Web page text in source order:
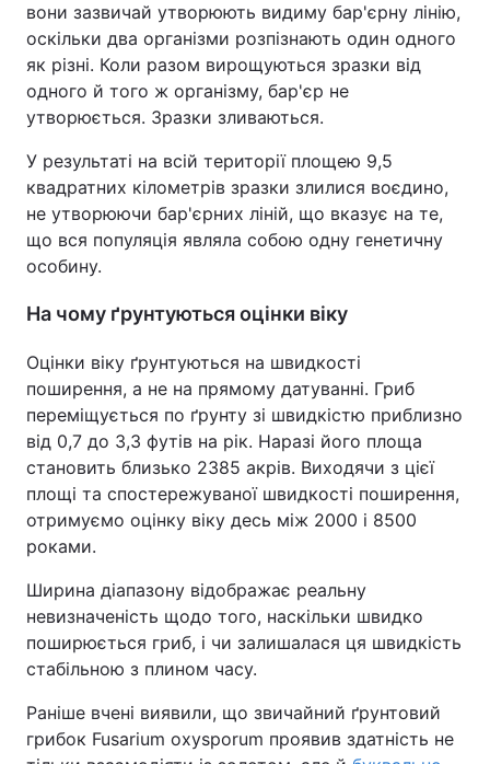
вони зазвичай утворюють видиму бар'єрну лінію,
оскільки два організми розпізнають один одного
як різні. Коли разом вирощуються зразки від
одного й того ж організму, бар'єр не
утворюється. Зразки зливаються.
У результаті на всій території площею 9,5
квадратних кілометрів зразки злилися воєдино,
не утворюючи бар'єрних ліній, що вказує на те,
що вся популяція являла собою одну генетичну
особину.
На чому ґрунтуються оцінки віку
Оцінки віку ґрунтуються на швидкості
поширення, а не на прямому датуванні. Гриб
переміщується по ґрунту зі швидкістю приблизно
від 0,7 до 3,3 футів на рік. Наразі його площа
становить близько 2385 акрів. Виходячи з цієї
площі та спостережуваної швидкості поширення,
отримуємо оцінку віку десь між 2000 і 8500
роками.
Ширина діапазону відображає реальну
невизначеність щодо того, наскільки швидко
поширюється гриб, і чи залишалася ця швидкість
стабільною з плином часу.
Раніше вчені виявили, що звичайний ґрунтовий
грибок Fusarium oxysporum проявив здатність не